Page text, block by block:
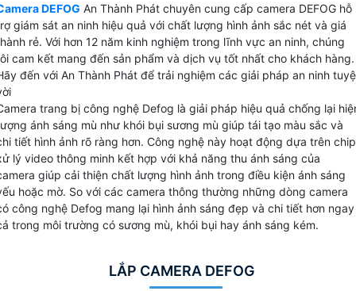
tính. Dưới đây là một số lựa chọn camera DEFOG phù
mà An Thành Phát muốn đem đến cho bạn.
DEFOG An Thành Phát chuyên cung cấp camera DEFOG hỗ
giám sát an ninh hiệu quả với chất lượng hình ảnh sắc nét và giá
rẻ. Với hơn 12 năm kinh nghiệm trong lĩnh vực an ninh, chúng
cam kết mang đến sản phẩm và dịch vụ tốt nhất cho khách hàng.
đến với An Thành Phát để trải nghiệm các giải pháp an ninh
trang bị công nghệ Defog là giải pháp hiệu quả chống lại
ánh sáng mù như khói bụi sương mù giúp tái tạo màu sắc và
tiết hình ảnh rõ ràng hơn. Công nghệ này hoạt động dựa trên chip
lý video thông minh kết hợp với khả năng thu ánh sáng của
giúp cải thiện chất lượng hình ảnh trong điều kiện ánh sáng
hoặc mờ. So với các camera thông thường những dòng camera
công nghệ Defog mang lại hình ảnh sáng đẹp và chi tiết hơn ngay
trong môi trường có sương mù, khói bụi hay ánh sáng kém.
LẮP CAMERA DEFOG